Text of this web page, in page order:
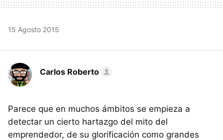
15 Agosto 2015
Carlos Roberto
Parece que en muchos ámbitos se empieza a
detectar un cierto hartazgo del mito del
emprendedor, de su glorificación como grandes